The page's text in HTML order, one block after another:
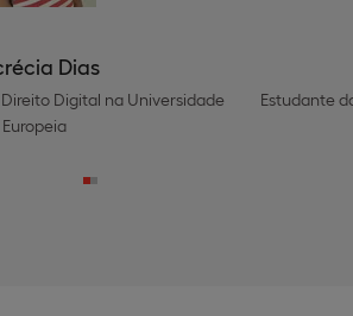
Dias
Digital na Universidade
Europeia
Estudante